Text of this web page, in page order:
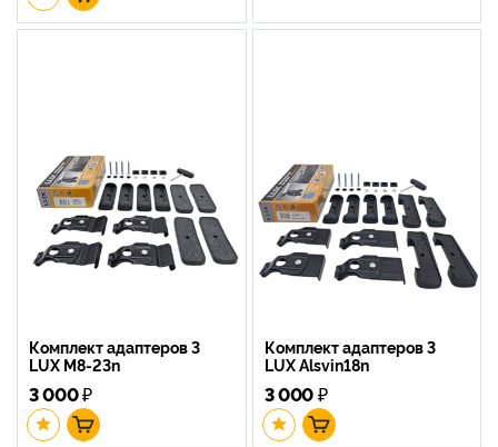
Комплект адаптеров 3
LUX M8-23n
3 000₽
Комплект адаптеров 3
LUX Alsvin18n
3 000₽